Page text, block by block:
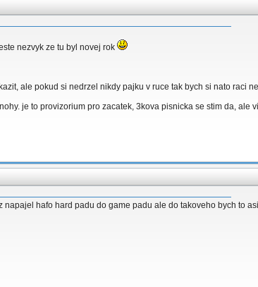
nezvyk ze tu byl novej rok
ale pokud si nedrzel nikdy pajku v ruce tak bych si nato raci
je to provizorium pro zacatek, 3kova pisnicka se stim da, ale
napajel hafo hard padu do game padu ale do takoveho bych to